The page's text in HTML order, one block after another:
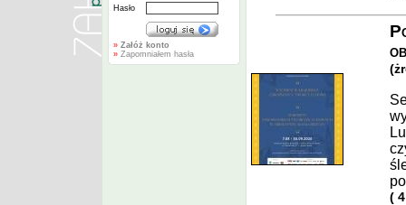
Hasło
» Załóż konto
» Zapomniałem hasła
(